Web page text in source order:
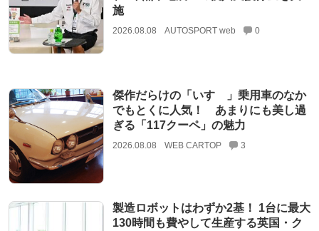
施
2026.08.08 AUTOSPORT web 0
傑作だらけの「いすゞ」乗用車のなか
でもとくに人気！ あまりにも美し過
ぎる「117クーペ」の魅力
2026.08.08 WEB CARTOP 3
製造ロボットはわずか2基！ 1台に最大
130時間も費やして生産する英国・ク